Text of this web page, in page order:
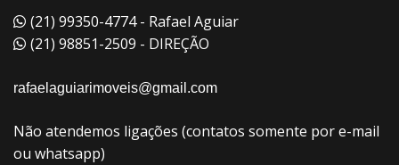
(21) 99350-4774 - Rafael Aguiar
(21) 98851-2509 - DIREÇÃO
rafaelaguiarimoveis@gmail.com
Não atendemos ligações (contatos somente por e-mail
ou whatsapp)